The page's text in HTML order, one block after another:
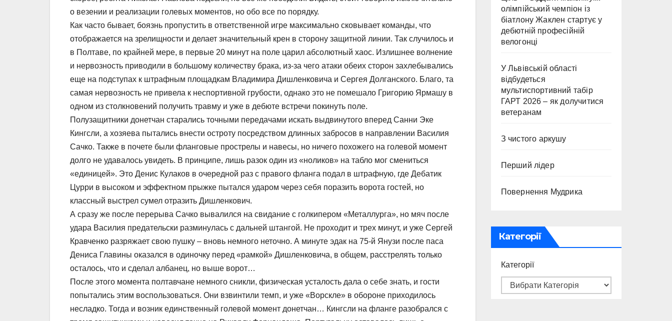
о везении и реализации голевых моментов, но обо все по порядку.
Как часто бывает, боязнь пропустить в ответственной игре максимально сковывает команды, что
отображается на зрелищности и делает значительный крен в сторону защитной линии. Так случилось и
в Полтаве, по крайней мере, в первые 20 минут на поле царил абсолютный хаос. Излишнее волнение
и нервозность приводили в большому количеству брака, из-за чего атаки обеих сторон захлебывались
еще на подступах к штрафным площадкам Владимира Дишленковича и Сергея Долганского. Благо, та
самая нервозность не привела к неспортивной грубости, однако это не помешало Григорию Ярмашу в
одном из столкновений получить травму и уже в дебюте встречи покинуть поле.
Полузащитники донетчан старались точными передачами искать выдвинутого вперед Санни Эке
Кингсли, а хозяева пытались внести остроту посредством длинных забросов в направлении Василия
Сачко. Также в почете были фланговые прострелы и навесы, но ничего похожего на голевой момент
долго не удавалось увидеть. В принципе, лишь разок один из «ноликов» на табло мог смениться
«единицей». Это Денис Кулаков в очередной раз с правого фланга подал в штрафную, где Дебатик
Цурри в высоком и эффектном прыжке пытался ударом через себя поразить ворота гостей, но
классный выстрел сумел отразить Дишленкович.
А сразу же после перерыва Сачко вывалился на свидание с голкипером «Металлурга», но мяч после
удара Василия предательски разминулась с дальней штангой. Не проходит и трех минут, и уже Сергей
Кравченко разряжает свою пушку – вновь немного неточно. А минуте эдак на 75-й Янузи после паса
Дениса Главины оказался в одиночку перед «рамкой» Дишленковича, в общем, расстрелять только
осталось, что и сделал албанец, но выше ворот…
После этого момента полтавчане немного сникли, физическая усталость дала о себе знать, и гости
попытались этим воспользоваться. Они взвинтили темп, и уже «Ворскле» в обороне приходилось
несладко. Тогда и возник единственный голевой момент донетчан… Кингсли на фланге разобрался с
олімпійський чемпіон із
біатлону Жаклен стартує у
дебютній професійній
велогонці
У Львівській області
відбудеться
мультиспортивний табір
ГАРТ 2026 – як долучитися
ветеранам
З чистого аркушу
Перший лідер
Повернення Мудрика
Категорії
Категорії